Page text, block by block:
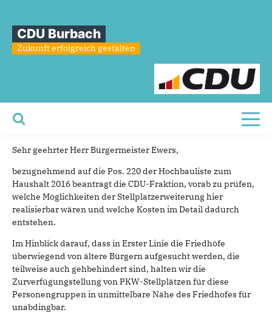
CDU Burbach
Zukunft erfolgreich gestalten
Sie sind hier
Antrag–Parkplatzsituation
Würgendorf
Antrag nach § 3 der Geschäftsordnung zur nächsten
Sehr geehrter Herr Bürgermeister Ewers,
bezugnehmend auf die Pos. 220 der Hochbauliste zum
Haushalt 2016 beantragt die CDU-Fraktion, vorab zu prüfen,
welche Möglichkeiten der Stellplatzerweiterung hier
realisierbar wären und welche Kosten im Detail dadurch
entstehen.
Im Hinblick darauf, dass in Erster Linie die Friedhöfe
überwiegend von ältere Bürgern aufgesucht werden, die
teilweise auch gehbehindert sind, halten wir die
Zurverfügungstellung von PKW-Stellplätzen für diese
Personengruppen in unmittelbare Nähe des Friedhofes für
unabdingbar.